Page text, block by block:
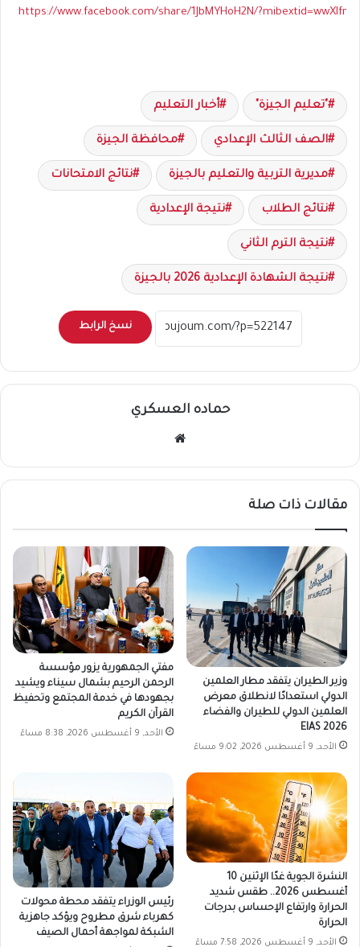
https://www.facebook.com/share/1JbMYHoH2N/?mibextid=wwXIfr
"تعليم الجيزة" أخبار التعليم
الصف الثالث الإعدادي محافظة الجيزة
مديرية التربية والتعليم بالجيزة نتائج الامتحانات
نتائج الطلاب نتيجة الإعدادية
نتيجة الترم الثاني
نتيجة الشهادة الإعدادية 2026 بالجيزة
نسخ الرابط
حماده العسكري
مقالات ذات صلة
وزير الطيران يتفقد مطار العلمين
الدولي استعدادًا لانطلاق معرض
العلمين الدولي للطيران والفضاء
EIAS 2026
الأحد, 9 أغسطس 2026, 9:02 مساءً
مفتي الجمهورية يزور مؤسسة
الرحمن الرحيم بشمال سيناء ويشيد
بجهودها في خدمة المجتمع وتحفيظ
القرآن الكريم
الأحد, 9 أغسطس 2026, 8:38 مساءً
النشرة الجوية غدًا الإثنين 10
أغسطس 2026.. طقس شديد
الحرارة وارتفاع الإحساس بدرجات
الحرارة
الأحد, 9 أغسطس 2026, 7:58 مساءً
رئيس الوزراء يتفقد محطة محولات
كهرباء شرق مطروح ويؤكد جاهزية
الشبكة لمواجهة أحمال الصيف